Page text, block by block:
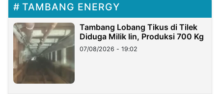
TAMBANG ENERGY
Tambang Lobang Tikus di Tilek
Diduga Milik Iin, Produksi 700 Kg
07/08/2026 - 19:02